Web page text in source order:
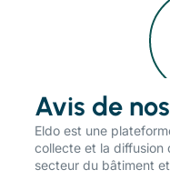
Avis de
​Eldo est une
collecte et la diffusion
secteur du bâtiment